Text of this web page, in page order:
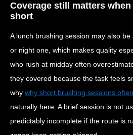
Coverage still matters
short
A lunch brushing session may also
or night one, which makes quality
who rush at midday often
they covered because the task feels
why why short brushing sessions
naturally here. A brief session is not
predictably incomplete if the route is